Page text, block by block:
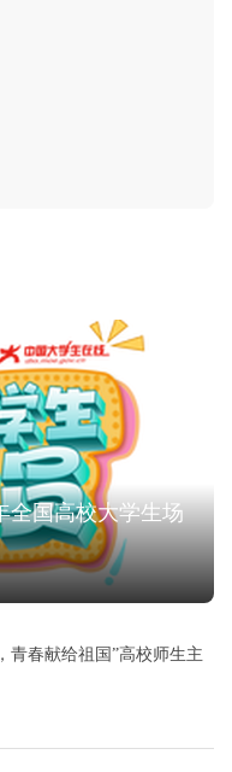
国高校大学生场
青春献给祖国”高校师生主